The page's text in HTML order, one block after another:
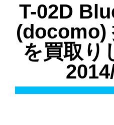
T-02D
(docomo)
を買取り